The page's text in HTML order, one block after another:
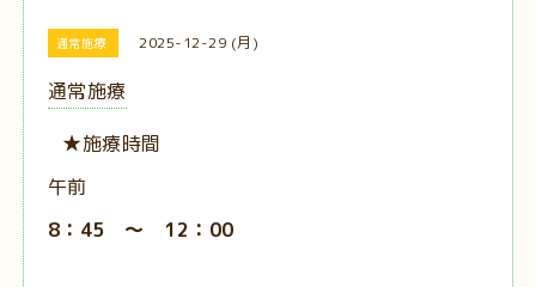
通常施療 2025-12-29 (月)
通常施療
★施療時間
午前
8：45 ～ 12：00